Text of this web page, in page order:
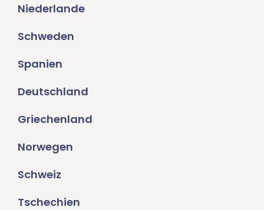
Niederlande
Schweden
Spanien
Deutschland
Griechenland
Norwegen
Schweiz
Tschechien